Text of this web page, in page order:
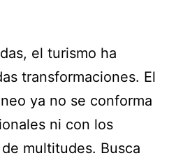
el turismo ha
transformaciones. El
ya no se conforma
ni con los
multitudes. Busca